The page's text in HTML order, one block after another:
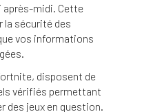
après-midi. Cette
la sécurité des
vos informations
disposent de
vérifiés permettant
des jeux en question.